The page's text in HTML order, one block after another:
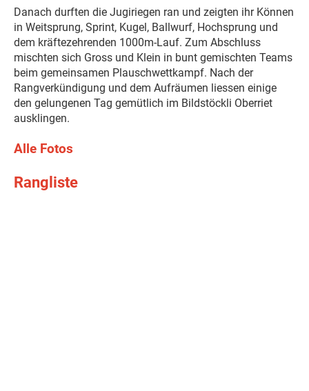
Danach durften die Jugiriegen ran und zeigten ihr Können
in Weitsprung, Sprint, Kugel, Ballwurf, Hochsprung und
dem kräftezehrenden 1000m-Lauf. Zum Abschluss
mischten sich Gross und Klein in bunt gemischten Teams
beim gemeinsamen Plauschwettkampf. Nach der
Rangverkündigung und dem Aufräumen liessen einige
den gelungenen Tag gemütlich im Bildstöckli Oberriet
ausklingen.
Alle Fotos
Rangliste